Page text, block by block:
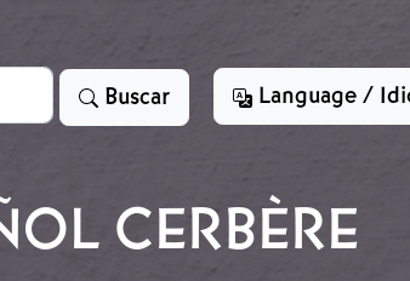
Buscar Language /
CERBÈRE